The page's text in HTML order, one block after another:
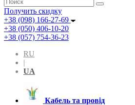
Получить скидку
+38 (098) 166-27-69
+38 (050) 406-10-20
+38 (057) 754-36-23
RU
|
UA
Кабель та провід